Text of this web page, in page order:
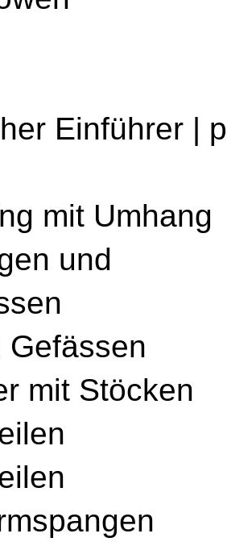
Einführer |
mit Umhang
und
Gefässen
mit Stöcken